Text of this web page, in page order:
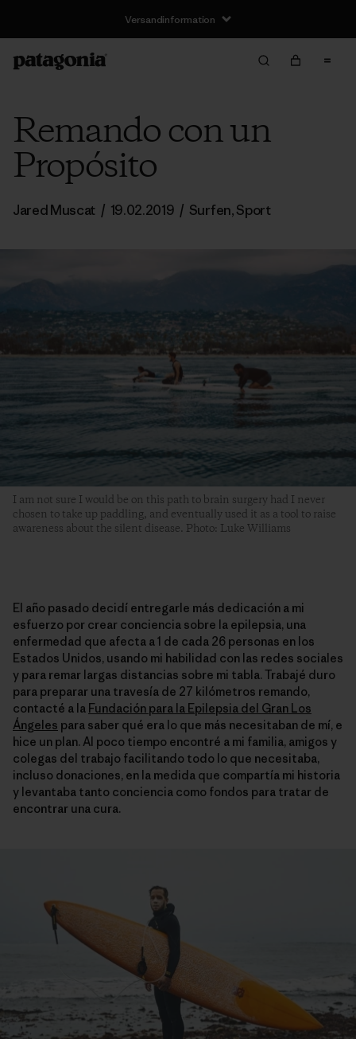
Versandinformation
Remando con un
Propósito
Jared Muscat / 19.02.2019 / Surfen,Sport
I am not sure I would be on this path to brain surgery had I never
chosen to take up paddling, and eventually used it as a tool to raise
awareness about the silent disease. Photo: Luke Williams
El año pasado decidí entregarle más dedicación a mi
esfuerzo por crear conciencia sobre la epilepsia, una
enfermedad que afecta a 1 de cada 26 personas en los
Estados Unidos, usando mi habilidad con las redes sociales
y para remar largas distancias sobre mi tabla. Trabajé duro
para preparar una travesía de 27 kilómetros remando,
contacté a la Fundación para la Epilepsia del Gran Los
Ángeles para saber qué era lo que más necesitaban de mí, e
hice un plan. Al poco tiempo encontré a mi familia, amigos y
colegas del trabajo facilitando todo lo que necesitaba,
incluso donaciones, en la medida que compartía mi historia
y levantaba tanto conciencia como fondos para tratar de
encontrar una cura.